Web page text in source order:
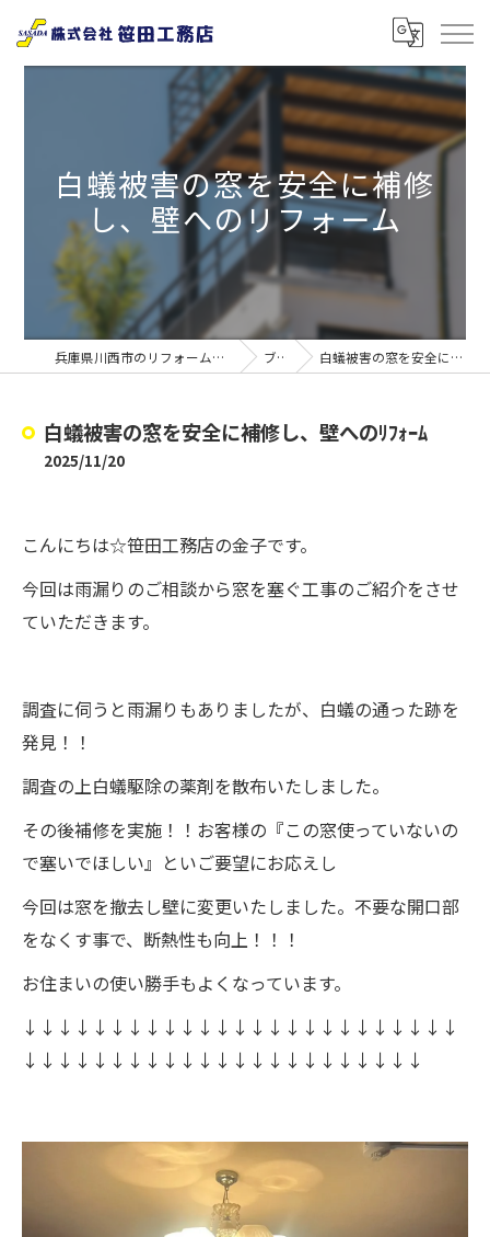
白蟻被害の窓を安全に補修
し、壁へのリフォーム
兵庫県川西市のリフォームなら株式会社笹田工務店 ブログ 白蟻被害の窓を安全に補修し、壁へのﾘﾌｫｰﾑ
白蟻被害の窓を安全に補修し、壁へのﾘﾌｫｰﾑ
2025/11/20
こんにちは☆笹田工務店の金子です。
今回は雨漏りのご相談から窓を塞ぐ工事のご紹介をさせ
ていただきます。
調査に伺うと雨漏りもありましたが、白蟻の通った跡を
発見！！
調査の上白蟻駆除の薬剤を散布いたしました。
その後補修を実施！！お客様の『この窓使っていないの
で塞いでほしい』といご要望にお応えし
今回は窓を撤去し壁に変更いたしました。不要な開口部
をなくす事で、断熱性も向上！！！
お住まいの使い勝手もよくなっています。
↓↓↓↓↓↓↓↓↓↓↓↓↓↓↓↓↓↓↓↓↓↓↓↓↓
↓↓↓↓↓↓↓↓↓↓↓↓↓↓↓↓↓↓↓↓↓↓↓